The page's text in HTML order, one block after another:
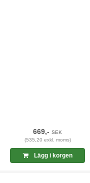
669,-SEK
(535,20 exkl. moms)
Lägg i korgen